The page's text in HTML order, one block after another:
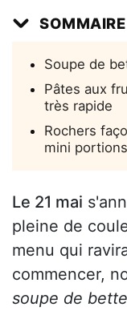
SOMMAIRE
Soupe de
Pâtes aux
très rapide
Rochers
mini portions
Le 21 mai
pleine de
menu qui
commencer,
soupe de